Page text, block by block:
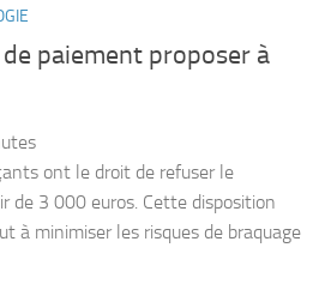
paiement proposer à
ont le droit de refuser le
de 3 000 euros. Cette disposition
à minimiser les risques de braquage